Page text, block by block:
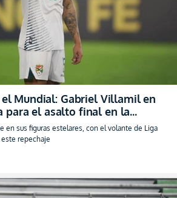
el Mundial: Gabriel Villamil en
para el asalto final en la
en sus figuras estelares, con el volante de Liga
este repechaje